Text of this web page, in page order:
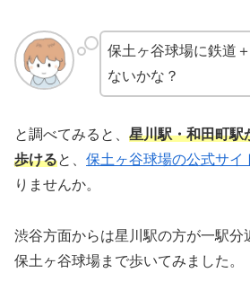
保土ヶ谷球場に鉄道
ないかな？
と調べてみると、 星川駅・和田町駅
歩けると、 保土ヶ谷球場の公式サイ
りませんか。
渋谷方面からは星川駅の方が一駅分
保土ヶ谷球場まで歩いてみました。